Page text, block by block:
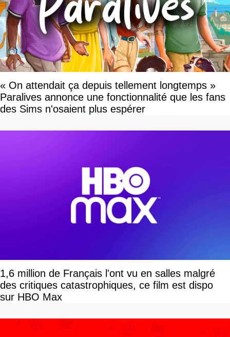
« On attendait ça depuis tellement longtemps »
Paralives annonce une fonctionnalité que les fans
des Sims n'osaient plus espérer
1,6 million de Français l'ont vu en salles malgré
des critiques catastrophiques, ce film est dispo
sur HBO Max